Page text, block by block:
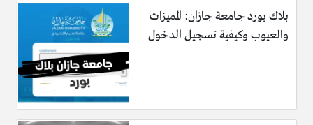
بلاك بورد جامعة جازان: المميزات
والعيوب وكيفية تسجيل الدخول